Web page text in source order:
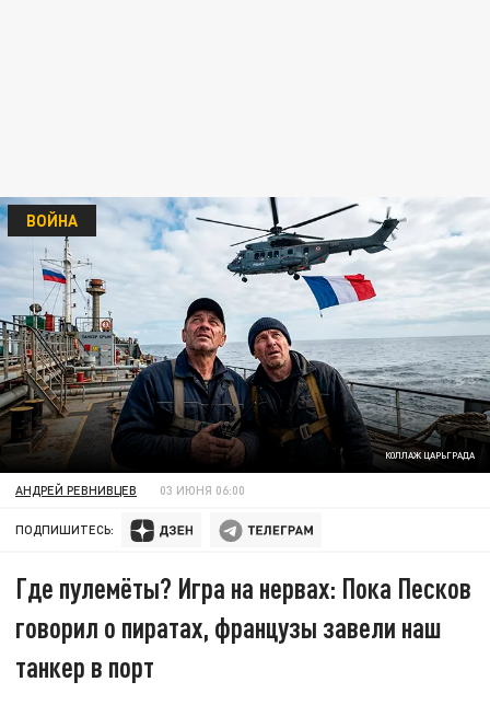
КОЛЛАЖ ЦАРЬГРАДА
ВОЙНА
АНДРЕЙ РЕВНИВЦЕВ 03 ИЮНЯ 06:00
ПОДПИШИТЕСЬ:
Где пулемёты? Игра на нервах: Пока Песков
говорил о пиратах, французы завели наш
танкер в порт